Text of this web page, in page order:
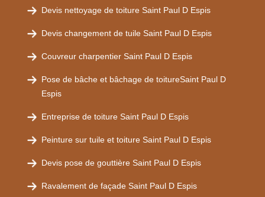
Devis nettoyage de toiture Saint Paul D Espis
Devis changement de tuile Saint Paul D Espis
Couvreur charpentier Saint Paul D Espis
Pose de bâche et bâchage de toitureSaint Paul D
Espis
Entreprise de toiture Saint Paul D Espis
Peinture sur tuile et toiture Saint Paul D Espis
Devis pose de gouttière Saint Paul D Espis
Ravalement de façade Saint Paul D Espis